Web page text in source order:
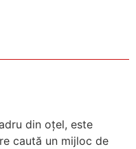
din oțel, este
caută un mijloc de